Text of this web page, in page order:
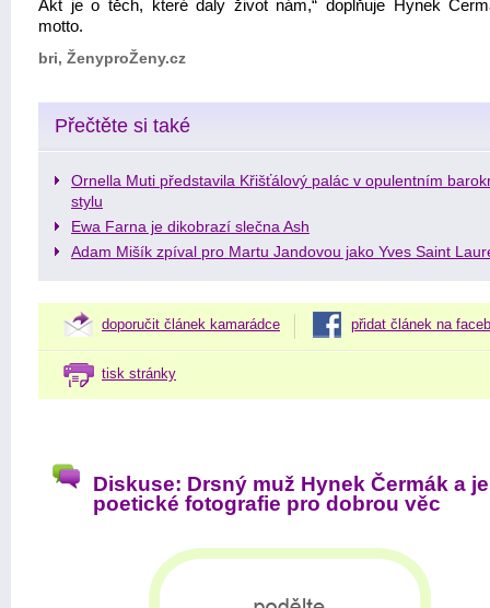
Akt je o těch, které daly život nám,“ doplňuje Hynek
motto.
bri, ŽenyproŽeny.cz
Přečtěte si také
Ornella Muti představila Křišťálový palác v opulentním
stylu
Ewa Farna je dikobrazí slečna Ash
Adam Mišík zpíval pro Martu Jandovou jako Yves Saint
doporučit článek kamarádce přidat článek na
tisk stránky
Diskuse: Drsný muž Hynek Čermák a
poetické fotografie pro dobrou věc